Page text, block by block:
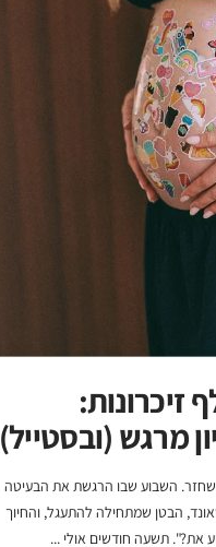
זיכרונות:
מרגש (ובסטייל)
השבוע שבו הרגשת את הבעיטה
הבטן שמתחילה להתעגל, והחיוך
את?". תשעה חודשים אולי ...